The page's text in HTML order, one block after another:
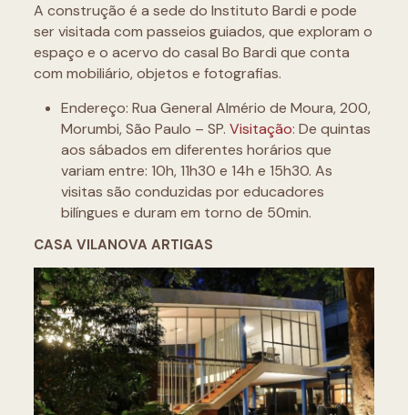
A construção é a sede do Instituto Bardi e pode
ser visitada com passeios guiados, que exploram o
espaço e o acervo do casal Bo Bardi que conta
com mobiliário, objetos e fotografias.
Endereço: Rua General Almério de Moura, 200,
Morumbi, São Paulo – SP. Visitação: De quintas
aos sábados em diferentes horários que
variam entre: 10h, 11h30 e 14h e 15h30. As
visitas são conduzidas por educadores
bilíngues e duram em torno de 50min.
CASA VILANOVA ARTIGAS